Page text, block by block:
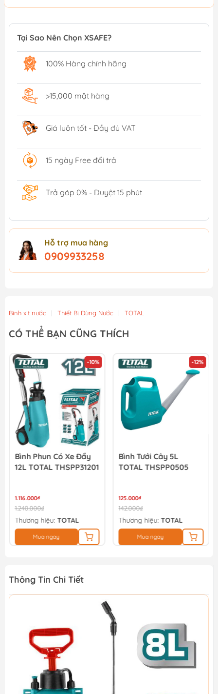
Tại Sao Nên Chọn XSAFE?
100% Hàng chính hãng
>15,000 mặt hàng
Giá luôn tốt - Đầy đủ VAT
15 ngày Free đổi trả
Trả góp 0% - Duyệt 15 phút
Hỗ trợ mua hàng
0909933258
Bình xịt nước | Thiết Bị Dùng Nước | TOTAL
CÓ THỂ BẠN CŨNG THÍCH
-10%
Bình Phun Có Xe Đẩy
12L TOTAL THSPP31201
1.116.000₫
1.240.000₫
Thương hiệu: TOTAL
Mua ngay
-12%
Bình Tưới Cây 5L
TOTAL THSPP0505
125.000₫
142.000₫
Thương hiệu:TOTAL
Mua ngay
Thông Tin Chi Tiết